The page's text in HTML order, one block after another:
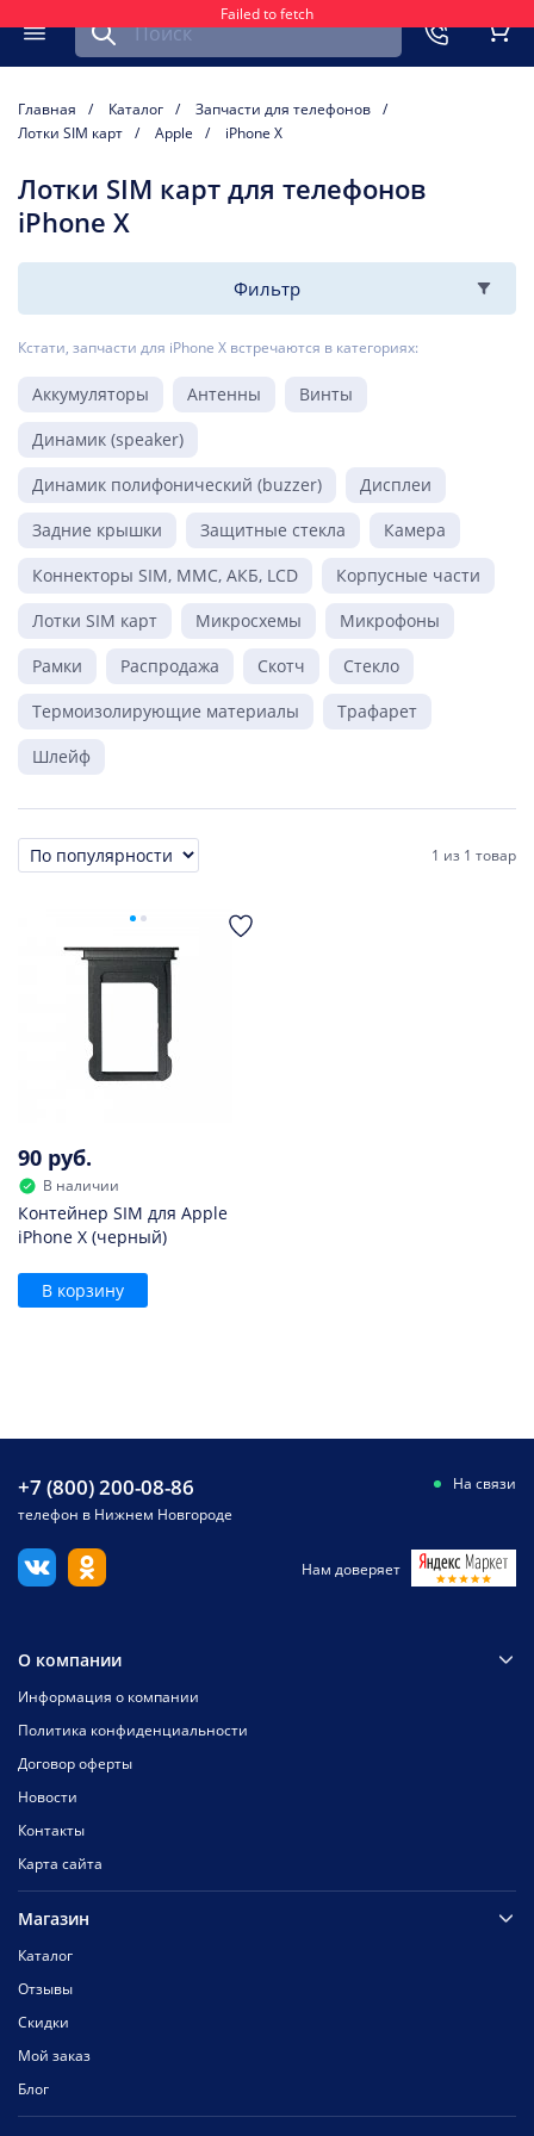
Failed to fetch
Меню
Найти запчасть для мобильного устройства
Главная Каталог
Запчасти для телефонов
Лотки SIM карт
Apple iPhone X
Лотки SIM карт для телефонов
iPhone X
Фильтр
Кстати, запчасти для iPhone X встречаются в категориях:
Аккумуляторы Антенны
Винты
Динамик (speaker)
Динамик полифонический (buzzer)
Дисплеи
Задние крышки
Защитные стекла
Камера
Коннекторы SIM, MMC, АКБ, LCD
Корпусные части
Лотки SIM карт
Микросхемы
Микрофоны
Рамки
Распродажа Скотч
Стекло
Термоизолирующие материалы
Трафарет
Шлейф
Сортировка 1 из 1 товар
90 руб.
В наличии
Контейнер SIM для Apple
iPhone X (черный)
В корзину
+7 (800) 200-08-86
телефон в Нижнем Новгороде
На связи
Нам доверяет
О компании
Информация о компании
Политика конфиденциальности
Договор оферты
Новости
Контакты
Карта сайта
Магазин
Каталог
Отзывы
Скидки
Мой заказ
Блог